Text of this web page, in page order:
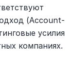
(Account-
усилия
компаниях.